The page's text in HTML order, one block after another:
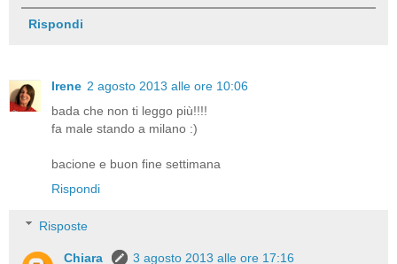
Rispondi
Irene 2 agosto 2013 alle ore 10:06
bada che non ti leggo più!!!!
fa male stando a milano :)
bacione e buon fine settimana
Rispondi
Risposte
Chiara
3 agosto 2013 alle ore 17:16